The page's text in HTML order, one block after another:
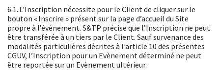
6.1. L’Inscription nécessite pour le Client de cliquer sur le
bouton « Inscrire » présent sur la page d’accueil du Site
propre à l’événement. S&TP précise que l’Inscription ne peut
être transférée à un tiers par le Client. Sauf survenance des
modalités particulières décrites à l’article 10 des présentes
CGUV, l’Inscription pour un Evènement déterminé ne peut
être reportée sur un Evènement ultérieur.